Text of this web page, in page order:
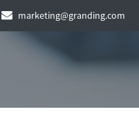
marketing@granding.com